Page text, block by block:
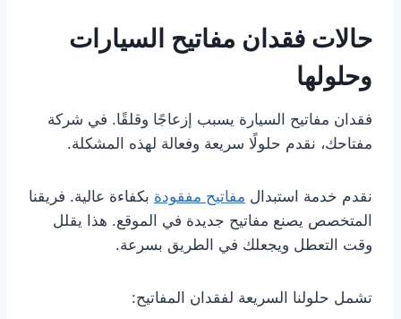
حالات فقدان مفاتيح السيارات
وحلولها
فقدان مفاتيح السيارة يسبب إزعاجًا وقلقًا. في شركة
مفتاحك، نقدم حلولًا سريعة وفعالة لهذه المشكلة.
نقدم خدمة استبدال مفاتيح مفقودة بكفاءة عالية. فريقنا
المتخصص يصنع مفاتيح جديدة في الموقع. هذا يقلل
وقت التعطل ويجعلك في الطريق بسرعة.
تشمل حلولنا السريعة لفقدان المفاتيح: